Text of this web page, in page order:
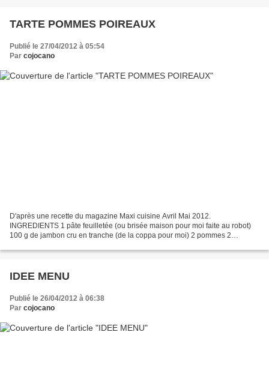
TARTE POMMES POIREAUX
Publié le 27/04/2012 à 05:54
Par cojocano
D'après une recette du magazine Maxi cuisine Avril Mai 2012.
INGREDIENTS 1 pâte feuilletée (ou brisée maison pour moi faite au robot)
100 g de jambon cru en tranche (de la coppa pour moi) 2 pommes 2
IDEE MENU
Publié le 26/04/2012 à 06:38
Par cojocano